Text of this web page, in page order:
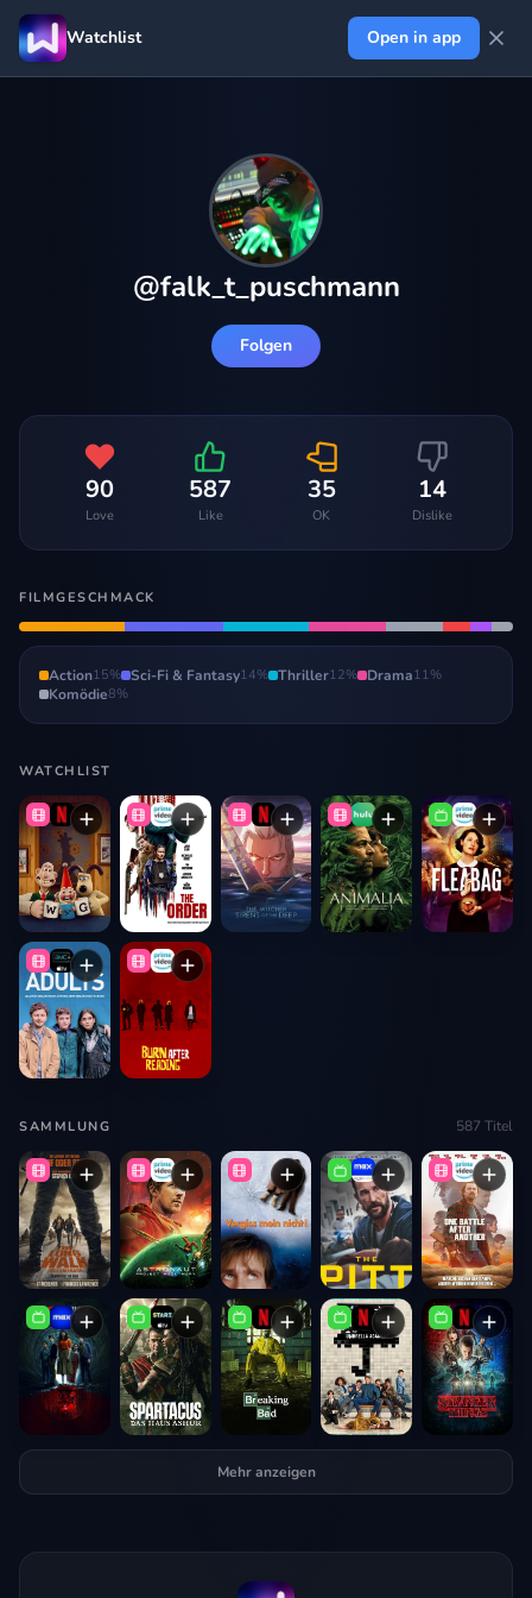
Watchlist Open in app
@falk_t_puschmann
Folgen
90
Love
587
Like
35
OK
14
Dislike
FILMGESCHMACK
Action15% Sci-Fi & Fantasy14% Thriller12% Drama11%
Komödie8%
WATCHLIST
SAMMLUNG 587 Titel
Mehr anzeigen